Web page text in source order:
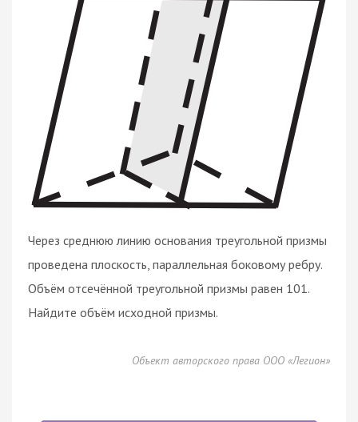
Через среднюю линию основания треугольной призмы
проведена плоскость, параллельная боковому ребру.
Объём отсечённой треугольной призмы равен 101.
Найдите объём исходной призмы.
Объект авторского права ООО «Легион»